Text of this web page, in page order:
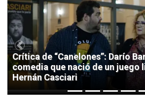
1
Crítica de “Canelones”: Darío
comedia que nació de un juego
Hernán Casciari
Previous